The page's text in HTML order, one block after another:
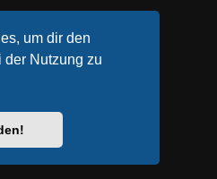
um dir den
der Nutzung zu